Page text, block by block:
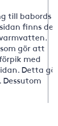
till babords
finns det
gör att
med
Detta gör